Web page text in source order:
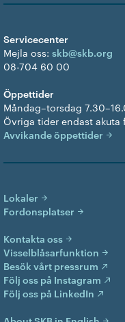
Servicecenter
Mejla oss: skb@skb.org
08-704 60 00
Öppettider
Måndag–torsdag
Övriga tider endast akuta
Avvikande öppettider
Lokaler
Fordonsplatser
Kontakta oss
Visselblåsarfunktion
Besök vårt pressrum
Följ oss på Instagram
Följ oss på LinkedIn